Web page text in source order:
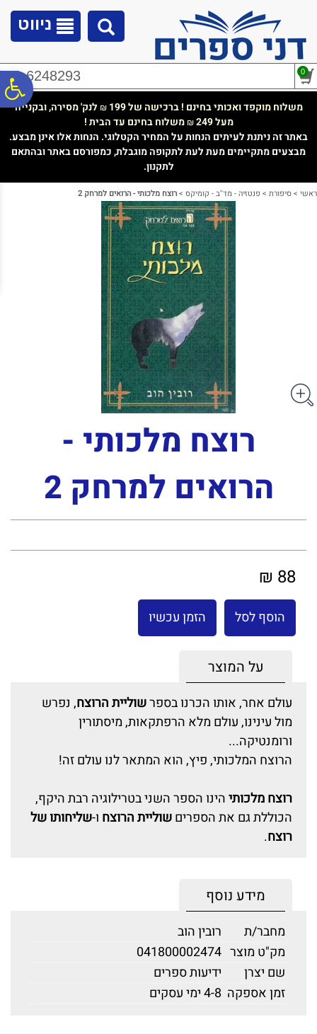
נגישות
ניווט
02-6248293 0
משלוח מוקפד ואכותי בחינם ! ברכישה של 199 ₪ לנק' מסירה, ובקנייה
מעל 249
₪משלוח בחינם עד הבית !
באתר זה ניתנת לעיתים הנחות על המחיר הקטלוגי. הנחות אלו אינן מבצע.
מבצעים מתקיימים מעת לעת לתקופה מוגבלת, כמפורסם באתר ובהתאם
לתקנון.
ראשי >סיפורת > פנטזיה - מד''ב - קומיקס >רוצח מלכותי - הרואים למרחק 2
רוצח מלכותי -
הרואים למרחק 2
88 ₪
הוסף לסל הזמן עכשיו
על המוצר
עולם אחר, אותו הכרנו בספרשוליית הרוצח, נפרש
מול עינינו, עולם מלא הרפתקאות, מיסתורין
ורומנטיקה...
הרוצח המלכותי, פיץ, הוא המתאר לנו עולם זה!
רוצח מלכותיהינו הספר השני בטרילוגיה רבת היקף,
הכוללת גם את הספריםשוליית הרוצח ו-שליחותו של
רוצח.
מידע נוסף
מחבר/ת
רובין הוב
מק"ט מוצר 041800002474
שם יצרן
ידיעות ספרים
זמן אספקה 4-8 ימי עסקים